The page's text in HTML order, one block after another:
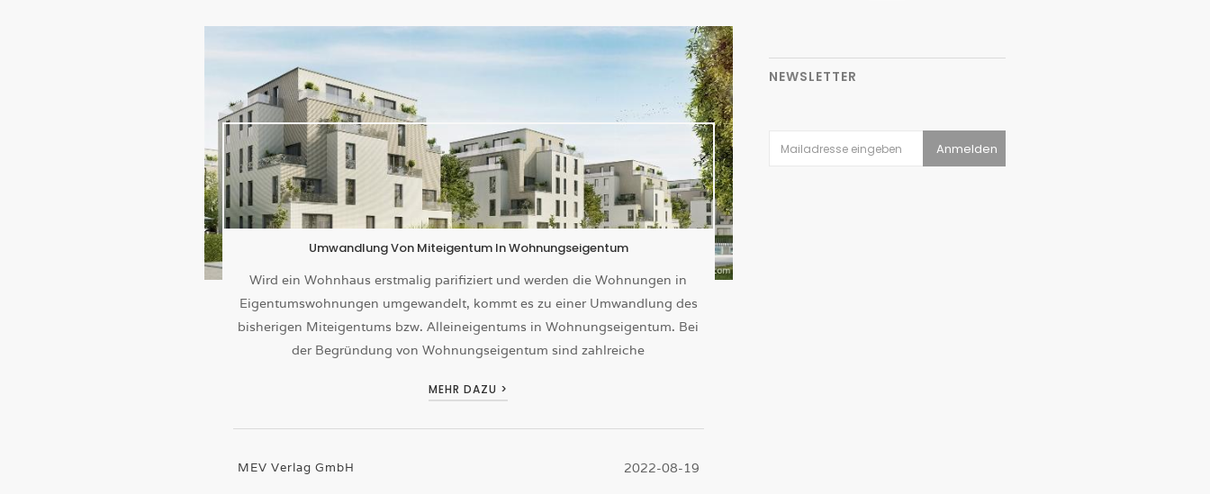
Umwandlung Von Miteigentum In Wohnungseigentum
Wird ein Wohnhaus erstmalig parifiziert und werden die Wohnungen in
Eigentumswohnungen umgewandelt, kommt es zu einer Umwandlung des
bisherigen Miteigentums bzw. Alleineigentums in Wohnungseigentum. Bei
der Begründung von Wohnungseigentum sind zahlreiche
MEHR DAZU >
MEV Verlag GmbH 2022-08-19
NEWSLETTER